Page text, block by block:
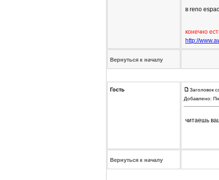
в reno
конечно
http://
Вернуться к началу
Гость
Заголовок
Добавлено:
читаешь
Вернуться к началу